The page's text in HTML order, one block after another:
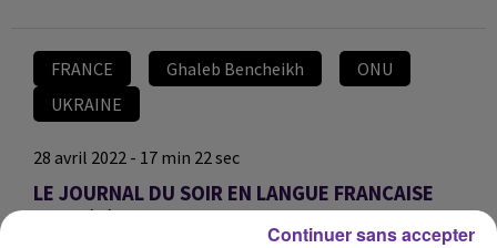
FRANCE Ghaleb Bencheikh
ONU
UKRAINE
28 avril 2022 - 17 min 22 sec
LE JOURNAL DU SOIR EN LANGUE FRANCAISE
DU 28/4/2022
Continuer sans accepter